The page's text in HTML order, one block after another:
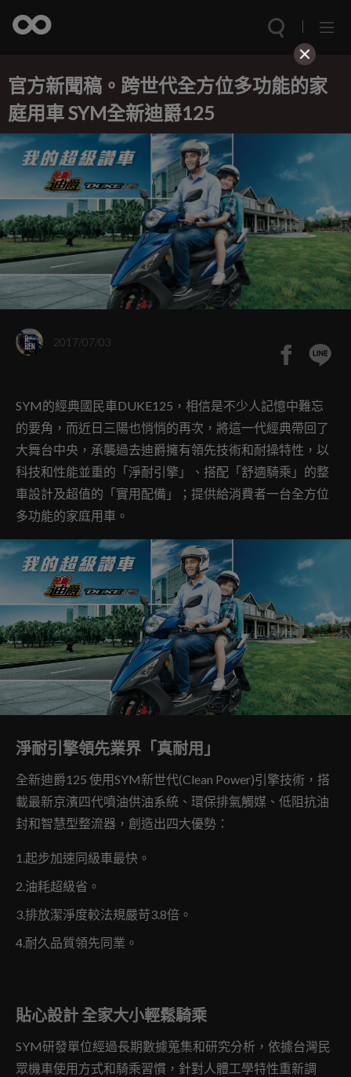
官方新聞稿。跨世代全方位多功能的家
庭用車 SYM全新迪爵125
2017/07/03
SYM的經典國民車DUKE125，相信是不少人記憶中難忘
的要角，而近日三陽也悄悄的再次，將這一代經典帶回了
大舞台中央，承襲過去迪爵擁有領先技術和耐操特性，以
科技和性能並重的「淨耐引擎」、搭配「舒適騎乘」的整
車設計及超值的「實用配備」；提供給消費者一台全方位
多功能的家庭用車。
淨耐引擎領先業界「真耐用」
全新迪爵125 使用SYM新世代(Clean Power)引擎技術，搭
載最新京濱四代噴油供油系統、環保排氣觸媒、低阻抗油
封和智慧型整流器，創造出四大優勢：
1.起步加速同級車最快。
2.油耗超級省。
​3.排放潔淨度較法規嚴苛3.8倍。
4.耐久品質領先同業。
貼心設計 全家大小輕鬆騎乘
SYM研發單位經過長期數據蒐集和研究分析，依據台灣民
眾機車使用方式和騎乘習慣，針對人體工學特性重新調